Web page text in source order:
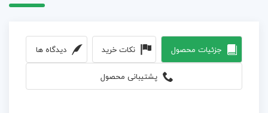
جزئیات محصول نکات خرید دیدگاه ها
پشتیبانی محصول